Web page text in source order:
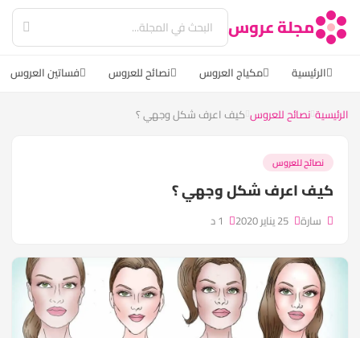
مجلة عروس
الرئيسية مكياج العروس نصائح للعروس فساتين العروس
الرئيسية نصائح للعروس كيف اعرف شكل وجهي ؟
نصائح للعروس
كيف اعرف شكل وجهي ؟
سارة